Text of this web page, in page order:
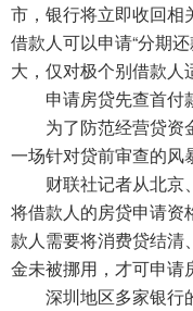
市，银行将立即收回相
借款人可以申请“分期
大，仅对极个别借款人
申请房贷先查首付
为了防范经营贷资
一场针对贷前审查的风
财联社记者从北京
将借款人的房贷申请资
款人需要将消费贷结清
金未被挪用，才可申请
深圳地区多家银行